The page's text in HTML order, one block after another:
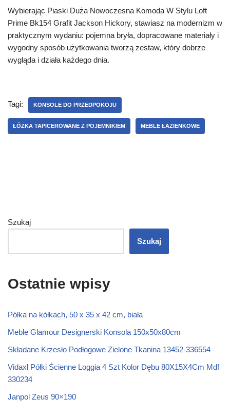
Wybierając Piaski Duża Nowoczesna Komoda W Stylu Loft
Prime Bk154 Grafit Jackson Hickory, stawiasz na modernizm w
praktycznym wydaniu: pojemna bryła, dopracowane materiały i
wygodny sposób użytkowania tworzą zestaw, który dobrze
wygląda i działa każdego dnia.
Tagi: KONSOLE DO PRZEDPOKOJU
ŁÓŻKA TAPICEROWANE Z POJEMNIKIEM MEBLE ŁAZIENKOWE
Szukaj
Szukaj
Ostatnie wpisy
Półka na kółkach, 50 x 35 x 42 cm, biała
Meble Glamour Designerski Konsola 150x50x80cm
Składane Krzesło Podłogowe Zielone Tkanina 13452-336554
Vidaxl Półki Ścienne Loggia 4 Szt Kolor Dębu 80X15X4Cm Mdf
330234
Janpol Zeus 90×190